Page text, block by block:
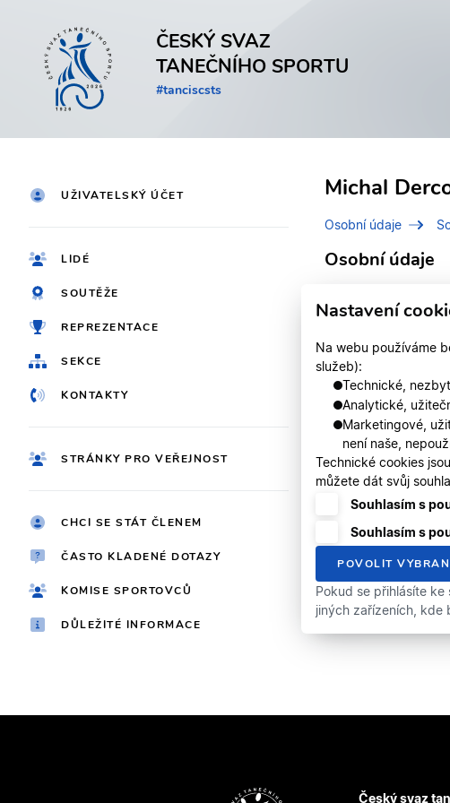
ČESKÝ SVAZ
TANEČNÍHO SPORTU
#tanciscsts
UŽIVATELSKÝ ÚČET
LIDÉ
SOUTĚŽE
REPREZENTACE
SEKCE
KONTAKTY
STRÁNKY PRO VEŘEJNOST
CHCI SE STÁT ČLENEM
ČASTO KLADENÉ DOTAZY
KOMISE SPORTOVCŮ
DŮLEŽITÉ INFORMACE
Michal
Osobní údaje
Osobní údaje
Identifikační číslo
Registrován v klubu
Český svaz
Nastavení
Na webu používáme
služeb):
Technické,
Analytické,
Marketingové,
není naše,
Technické cookies
můžete dát svůj
Souhlasím s
Souhlasím s
POVOLIT
Pokud se přihlásíte
jiných zařízeních, kde